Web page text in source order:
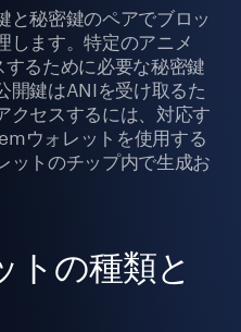
と秘密鍵のペアでブロッ
します。特定のアニメ
るために必要な秘密鍵
開鍵はANIを受け取るた
クセスするには、対応す
ウォレットを使用する
ットのチップ内で生成お
トの種類と